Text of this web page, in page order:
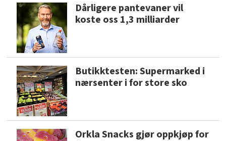
Dårligere pantevaner vil
koste oss 1,3 milliarder
Butikktesten: Supermarked i
nærsenter i for store sko
Orkla Snacks gjør oppkjøp for